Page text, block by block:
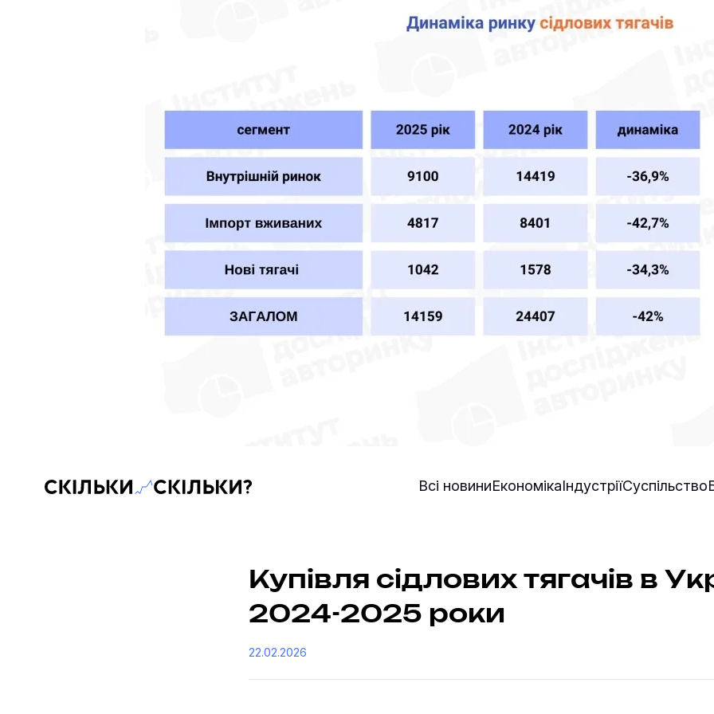
Скільки-скільки? — Медіа про суспільні дані Всі новиниЕкономікаІндустріїСуспільство
Купівля сідлових тягачів в
2024-2025 роки
22.02.2026